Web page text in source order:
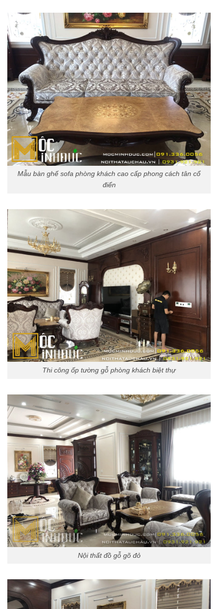
Mẫu bàn ghế sofa phòng khách cao cấp phong cách tân cổ
điển
Thi công ốp tường gỗ phòng khách biệt thự
Nội thất đồ gỗ gõ đỏ